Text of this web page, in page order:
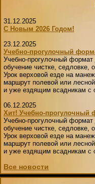
31.12.2025
С Новым 2026 Годом!
23.12.2025
Учебно-прогулочный
Учебно-прогулочный
обучение чистке,
Урок верховой езде на
маршрут полевой или
и уже ездящим всадникам с
06.12.2025
Хит! Учебно-прогулочный
Учебно-прогулочный
обучение чистке,
Урок верховой езде на
маршрут полевой или
и уже ездящим всадникам с
Все новости